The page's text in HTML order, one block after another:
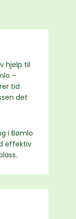
hjelp til
–
tid
det
i Bømlo
effektiv